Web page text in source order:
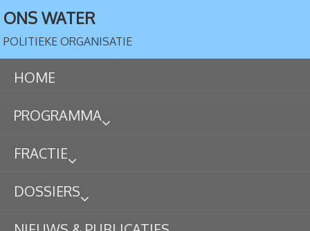
ONS WATER
POLITIEKE ORGANISATIE
HOME
PROGRAMMA
FRACTIE
DOSSIERS